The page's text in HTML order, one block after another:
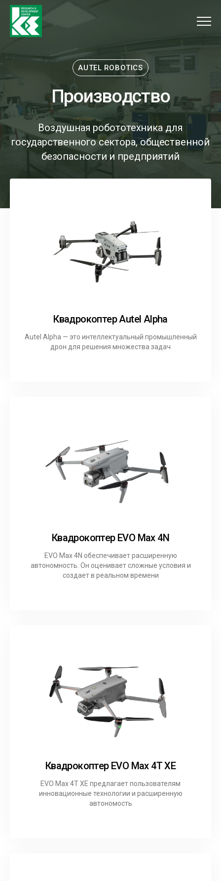
AUTEL ROBOTICS
Производство
Производство
Воздушная робототехника для
государственного сектора, общественной
безопасности и предприятий
Квадрокоптер Autel Alpha
Autel Alpha — это интеллектуальный промышленный
дрон для решения множества задач
Квадрокоптер EVO Max 4N
EVO Max 4N обеспечивает расширенную
автономность. Он оценивает сложные условия и
создает в реальном времени
Квадрокоптер EVO Max 4T XE
EVO Max 4T XE предлагает пользователям
инновационные технологии и расширенную
автономость